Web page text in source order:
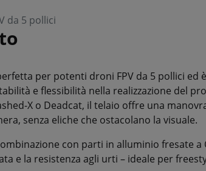
da 5 pollici
per potenti droni FPV da 5 pollici ed è
e flessibilità nella realizzazione del
X o Deadcat, il telaio offre una
senza eliche che ostacolano la visuale.
con parti in alluminio fresate a
e la resistenza agli urti – ideale per